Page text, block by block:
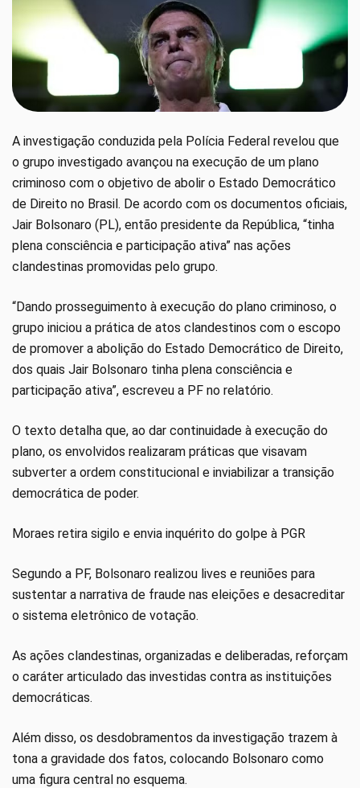
A investigação conduzida pela Polícia Federal revelou que
o grupo investigado avançou na execução de um plano
criminoso com o objetivo de abolir o Estado Democrático
de Direito no Brasil. De acordo com os documentos oficiais,
Jair Bolsonaro (PL), então presidente da República, “tinha
plena consciência e participação ativa” nas ações
clandestinas promovidas pelo grupo.
“Dando prosseguimento à execução do plano criminoso, o
grupo iniciou a prática de atos clandestinos com o escopo
de promover a abolição do Estado Democrático de Direito,
dos quais Jair Bolsonaro tinha plena consciência e
participação ativa”, escreveu a PF no relatório.
O texto detalha que, ao dar continuidade à execução do
plano, os envolvidos realizaram práticas que visavam
subverter a ordem constitucional e inviabilizar a transição
democrática de poder.
Moraes retira sigilo e envia inquérito do golpe à PGR
Segundo a PF, Bolsonaro realizou lives e reuniões para
sustentar a narrativa de fraude nas eleições e desacreditar
o sistema eletrônico de votação.
As ações clandestinas, organizadas e deliberadas, reforçam
o caráter articulado das investidas contra as instituições
democráticas.
Além disso, os desdobramentos da investigação trazem à
tona a gravidade dos fatos, colocando Bolsonaro como
uma figura central no esquema.